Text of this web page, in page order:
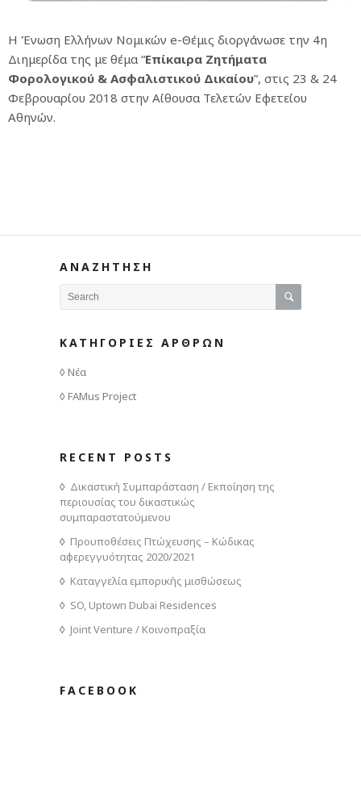
Η Ένωση Ελλήνων Νομικών e-Θέμις διοργάνωσε την 4η
Διημερίδα της με θέμα “Επίκαιρα Ζητήματα
Φορολογικού & Ασφαλιστικού Δικαίου”, στις 23 & 24
Φεβρουαρίου 2018 στην Αίθουσα Τελετών Εφετείου
Αθηνών.
ΑΝΑΖΗΤΗΣΗ
ΚΑΤΗΓΟΡΙΕΣ ΑΡΘΡΩΝ
Νέα
FAMus Project
RECENT POSTS
Δικαστική Συμπαράσταση / Εκποίηση της
περιουσίας του δικαστικώς
συμπαραστατούμενου
Προυποθέσεις Πτώχευσης – Κώδικας
αφερεγγυότητας 2020/2021
Καταγγελία εμπορικής μισθώσεως
SO, Uptown Dubai Residences
Joint Venture / Κοινοπραξία
FACEBOOK